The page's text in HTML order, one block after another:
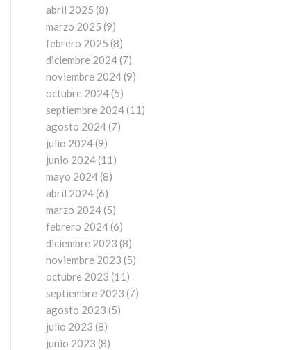
abril 2025 (8)
marzo 2025 (9)
febrero 2025 (8)
diciembre 2024(7)
noviembre 2024(9)
octubre 2024(5)
septiembre 2024(11)
agosto 2024(7)
julio 2024(9)
junio 2024(11)
mayo 2024(8)
abril 2024(6)
marzo 2024(5)
febrero 2024(6)
diciembre 2023 (8)
noviembre 2023 (5)
octubre 2023 (11)
septiembre 2023 (7)
agosto 2023 (5)
julio 2023 (8)
junio 2023 (8)